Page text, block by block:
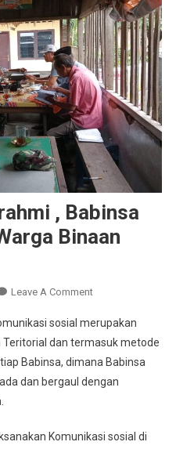
, Babinsa
Binaan
Leave A CommentOn
Talisilaturahmi
,
Babinsa
Komsos
Binaan
sosial merupakan
dan termasuk metode
Babinsa, dimana Babinsa
dan bergaul dengan
Komunikasi sosial di